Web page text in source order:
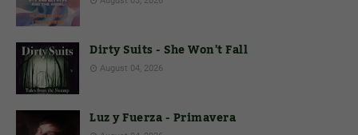
Dirty Suits - She Won't Fall
August 04, 2026
Luz y Fuerza - Primavera